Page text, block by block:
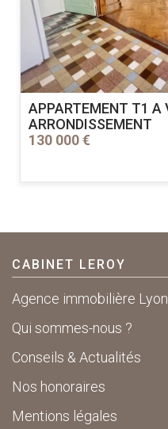
APPARTEMENT T1 A
ARRONDISSEMENT
130 000 €
CABINET LEROY
Agence immobilière Lyon
Qui sommes-nous ?
Conseils & Actualités
Nos honoraires
Mentions légales